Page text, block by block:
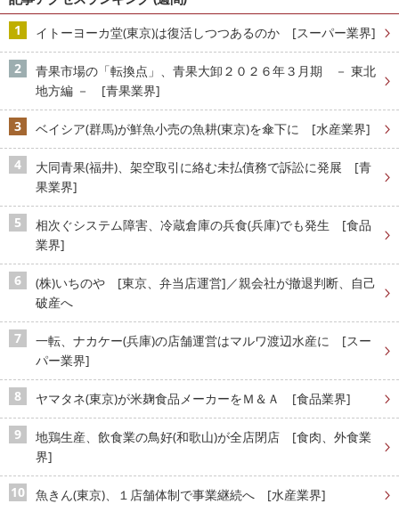
イトーヨーカ堂(東京)は復活しつつあるのか [スーパー業界]
青果市場の「転換点」、青果大卸２０２６年３月期 － 東北
地方編 － [青果業界]
ベイシア(群馬)が鮮魚小売の魚耕(東京)を傘下に [水産業界]
大同青果(福井)、架空取引に絡む未払債務で訴訟に発展 [青
果業界]
相次ぐシステム障害、冷蔵倉庫の兵食(兵庫)でも発生 [食品
業界]
(株)いちのや [東京、弁当店運営]／親会社が撤退判断、自己
破産へ
一転、ナカケー(兵庫)の店舗運営はマルワ渡辺水産に [スー
パー業界]
ヤマタネ(東京)が米麹食品メーカーをＭ＆Ａ [食品業界]
地鶏生産、飲食業の鳥好(和歌山)が全店閉店 [食肉、外食業
界]
魚きん(東京)、１店舗体制で事業継続へ [水産業界]